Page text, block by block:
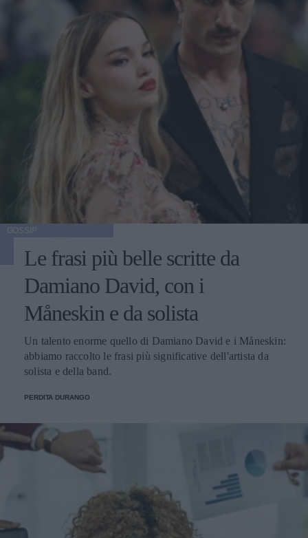
Le frasi più belle scritte da
Damiano David, con i
Måneskin e da solista
Un talento enorme quello di Damiano David e i Måneskin:
abbiamo raccolto le frasi più significative dell'artista da
solista e della band.
PERDITA DURANGO